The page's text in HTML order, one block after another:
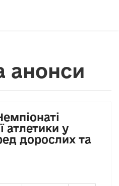
анонси
атлетики у
дорослих та